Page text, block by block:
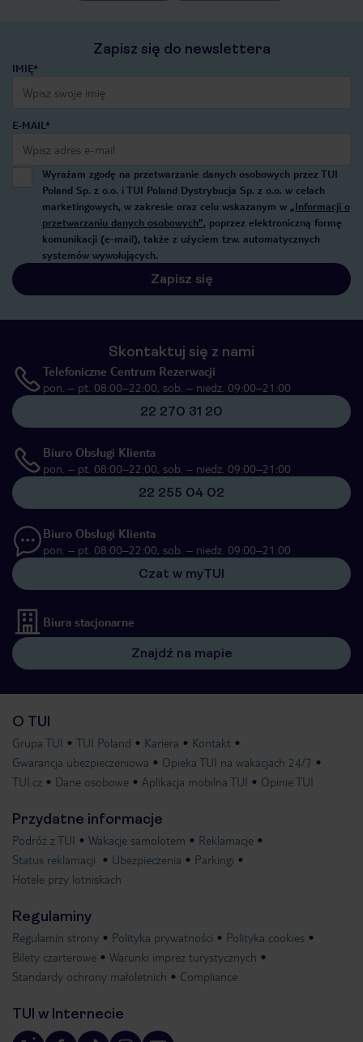
Zapisz się do newslettera
IMIĘ*
E-MAIL*
Wyrażam zgodę na przetwarzanie danych osobowych przez TUI
Poland Sp. z o.o. i TUI Poland Dystrybucja Sp. z o.o. w celach
marketingowych, w zakresie oraz celu wskazanym w „Informacji o
przetwarzaniu danych osobowych”, poprzez elektroniczną formę
komunikacji (e-mail), także z użyciem tzw. automatycznych
systemów wywołujących.
Zapisz się
Skontaktuj się z nami
Telefoniczne Centrum Rezerwacji
pon. – pt. 08:00–22:00, sob. – niedz. 09:00–21:00
22 270 31 20
Biuro Obsługi Klienta
pon. – pt. 08:00–22:00, sob. – niedz. 09:00–21:00
22 255 04 02
Biuro Obsługi Klienta
pon. – pt. 08:00–22:00, sob. – niedz. 09:00–21:00
Czat w myTUI
Biura stacjonarne
Znajdź na mapie
O TUI
Grupa TUI TUI Poland Kariera
Kontakt
Gwarancja ubezpieczeniowa
Opieka TUI na wakacjach 24/7
TUI.cz
Dane osobowe Aplikacja mobilna TUI Opinie TUI
Przydatne informacje
Podróż z TUI Wakacje samolotem
Reklamacje
Status reklamacji
Ubezpieczenia
Parkingi
Hotele przy lotniskach
Regulaminy
Regulamin strony Polityka prywatności
Polityka cookies
Bilety czarterowe
Warunki imprez turystycznych
Standardy ochrony małoletnich
Compliance
TUI w Internecie